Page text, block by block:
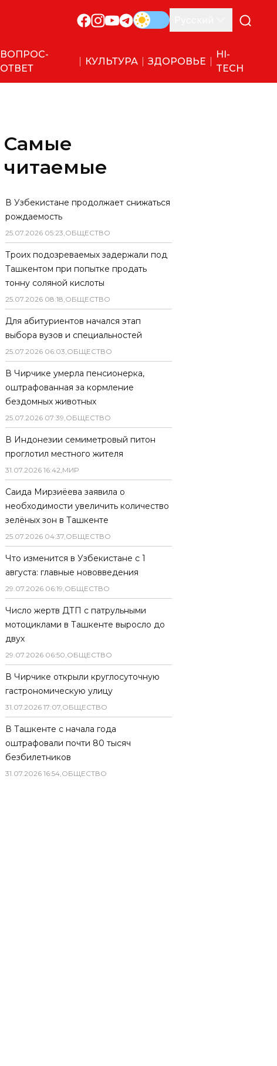
ВОПРОС-
ОТВЕТ
КУЛЬТУРА ЗДОРОВЬЕ
HI-
TECH
Самые
читаемые
В Узбекистане продолжает снижаться
рождаемость
25.07.2026 05:23,ОБЩЕСТВО
Троих подозреваемых задержали под
Ташкентом при попытке продать
тонну соляной кислоты
25.07.2026 08:18,ОБЩЕСТВО
Для абитуриентов начался этап
выбора вузов и специальностей
25.07.2026 06:03,ОБЩЕСТВО
В Чирчике умерла пенсионерка,
оштрафованная за кормление
бездомных животных
25.07.2026 07:39,ОБЩЕСТВО
В Индонезии семиметровый питон
проглотил местного жителя
31.07.2026 16:42,МИР
Саида Мирзиёева заявила о
необходимости увеличить количество
зелёных зон в Ташкенте
25.07.2026 04:37,ОБЩЕСТВО
Что изменится в Узбекистане с 1
августа: главные нововведения
29.07.2026 06:19,ОБЩЕСТВО
Число жертв ДТП с патрульными
мотоциклами в Ташкенте выросло до
двух
29.07.2026 06:50,ОБЩЕСТВО
В Чирчике открыли круглосуточную
гастрономическую улицу
31.07.2026 17:07,ОБЩЕСТВО
В Ташкенте с начала года
оштрафовали почти 80 тысяч
безбилетников
31.07.2026 16:54,ОБЩЕСТВО